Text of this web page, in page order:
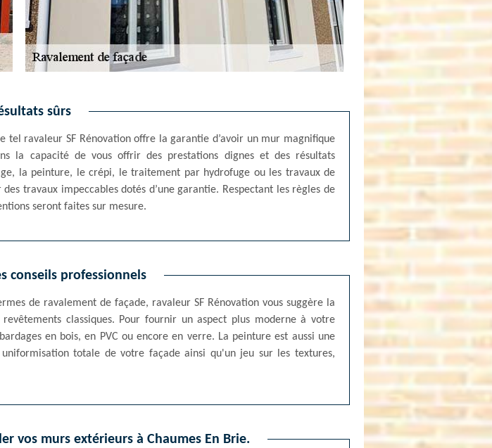
sûrs
tel ravaleur SF Rénovation offre la garantie d’avoir un mur magnifique
la capacité de vous offrir des prestations dignes et des résultats
la peinture, le crépi, le traitement par hydrofuge ou les travaux de
travaux impeccables dotés d’une garantie. Respectant les règles de
seront faites sur mesure.
conseils professionnels
de ravalement de façade, ravaleur SF Rénovation vous suggère la
classiques. Pour fournir un aspect plus moderne à votre
en bois, en PVC ou encore en verre. La peinture est aussi une
totale de votre façade ainsi qu'un jeu sur les textures,
vos murs extérieurs à Chaumes En Brie.